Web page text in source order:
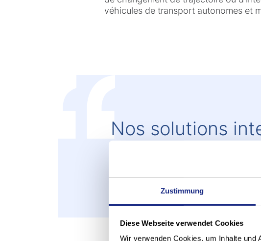
Zustimmung
Diese Webseite verwendet Cookies
Wir verwenden Cookies, um Inhalte und
véhicules de transport autonomes et
Nos solutions
disponibles au
Bernd Krebs, chef de produit AGV